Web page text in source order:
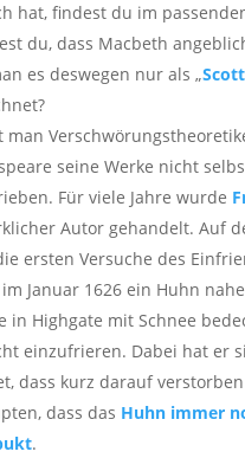
hat, findest du im
du, dass Macbeth
es deswegen nur als „
man
seine Werke nicht
Für viele Jahre wurde
Autor gehandelt. Auf
ersten Versuche des
Januar 1626 ein Huhn
in Highgate mit Schnee
einzufrieren. Dabei hat er
dass kurz darauf
dass das Huhn immer
.